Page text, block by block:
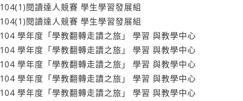
104(1)閱讀達人競賽 學生學習發展組
104(1)閱讀達人競賽 學生學習發展組
104 學年度「學教翻轉走讀之旅」 學習 與教學中心
104 學年度「學教翻轉走讀之旅」 學習 與教學中心
104 學年度「學教翻轉走讀之旅」 學習 與教學中心
104 學年度「學教翻轉走讀之旅」 學習 與教學中心
104 學年度「學教翻轉走讀之旅」 學習 與教學中心